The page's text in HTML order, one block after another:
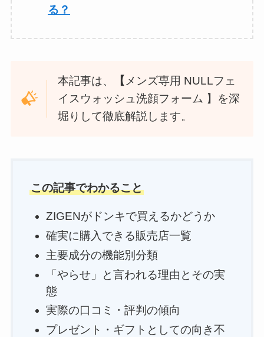
る？
本記事は、 【 メンズ専用 NULLフェ
イスウォッシュ洗顔フォーム 】を深
堀りして徹底解説します。
この記事でわかること
ZIGENがドンキで買えるかどうか
確実に購入できる販売店一覧
主要成分の機能別分類
「やらせ」と言われる理由とその実
態
実際の口コミ・評判の傾向
プレゼント・ギフトとしての向き不